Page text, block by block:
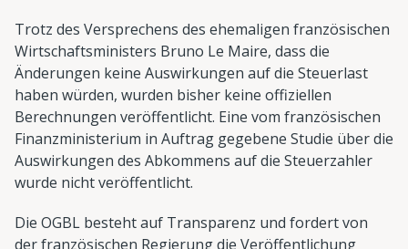
Trotz des Versprechens des ehemaligen französischen
Wirtschaftsministers Bruno Le Maire, dass die
Änderungen keine Auswirkungen auf die Steuerlast
haben würden, wurden bisher keine offiziellen
Berechnungen veröffentlicht. Eine vom französischen
Finanzministerium in Auftrag gegebene Studie über die
Auswirkungen des Abkommens auf die Steuerzahler
wurde nicht veröffentlicht.
Die OGBL besteht auf Transparenz und fordert von
der französischen Regierung die Veröffentlichung